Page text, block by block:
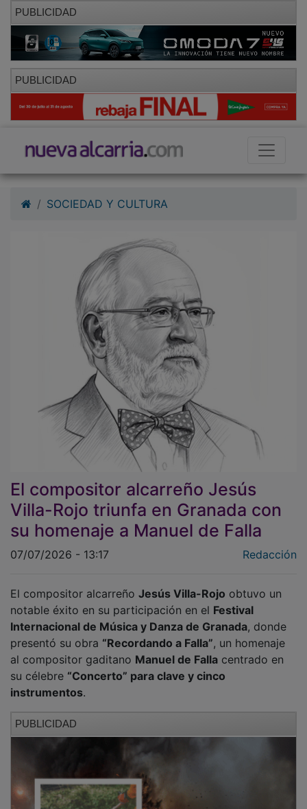
PUBLICIDAD
PUBLICIDAD
El compositor alcarreño Jesús
Villa-Rojo triunfa en Granada con
su homenaje a Manuel de Falla
07/07/2026 - 13:17
notable éxito en su participación en elFestival
Internacional de Música y Danza de Granada, donde
presentó su obra“Recordando a Falla”, un homenaje
al compositor gaditanoManuel de Falla centrado en
su célebre“Concerto” para clave y cinco
instrumentos.